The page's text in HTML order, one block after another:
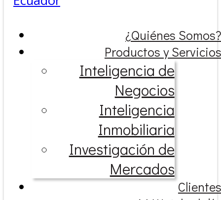
¿Quiénes Somos?
Productos y Servicios
Inteligencia de
Negocios
Inteligencia
Inmobiliaria
Investigación de
Mercados
Clientes